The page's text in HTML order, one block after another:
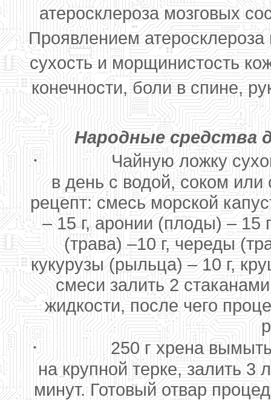
атеросклероза мозговых
Проявлением
сухость и морщинистость
конечности, боли в спине,
Народные средства
·
Чайную ложку
в день с водой, соком
рецепт: смесь морской
– 15 г, аронии (плоды) – 15
(трава) –10 г, череды
кукурузы (рыльца) – 10 г,
смеси залить 2
жидкости, после чего
·
250 г хрена
на крупной терке, залить 3
минут. Готовый отвар